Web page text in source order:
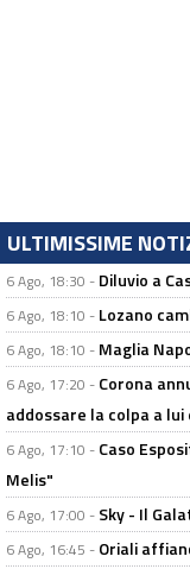
ULTIMISSIME
6 Ago, 18:30 - Diluvio a
6 Ago, 18:10 - Lozano
6 Ago, 18:10 - Maglia
6 Ago, 17:20 - Corona
addossare la colpa a
6 Ago, 17:10 - Caso
Melis"
6 Ago, 17:00 - Sky - Il
6 Ago, 16:45 - Oriali